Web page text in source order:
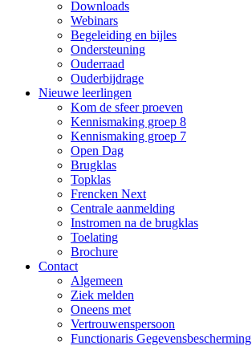
Downloads
Webinars
Begeleiding en bijles
Ondersteuning
Ouderraad
Ouderbijdrage
Nieuwe leerlingen
Kom de sfeer proeven
Kennismaking groep 8
Kennismaking groep 7
Open Dag
Brugklas
Topklas
Frencken Next
Centrale aanmelding
Instromen na de brugklas
Toelating
Brochure
Contact
Algemeen
Ziek melden
Oneens met
Vertrouwenspersoon
Functionaris Gegevensbescherming